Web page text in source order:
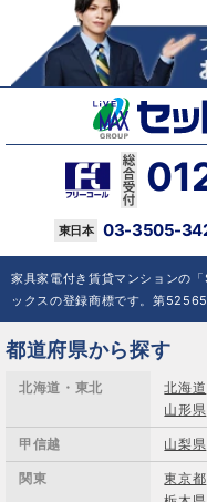
03-3505-
家具家電付き賃貸マンションの
ックスの登録商標です。第
都道府県から探す
北海道・東北 北海道
山形県
甲信越 山梨県
関東 東京都